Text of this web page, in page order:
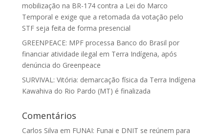
mobilização na BR-174 contra a Lei do Marco
Temporal e exige que a retomada da votação pelo
STF seja feita de forma presencial
GREENPEACE: MPF processa Banco do Brasil por
financiar atividade ilegal em Terra Indígena, após
denúncia do Greenpeace
SURVIVAL: Vitória: demarcação física da Terra Indígena
Kawahiva do Rio Pardo (MT) é finalizada
Comentários
Carlos Silva em FUNAI: Funai e DNIT se reúnem para